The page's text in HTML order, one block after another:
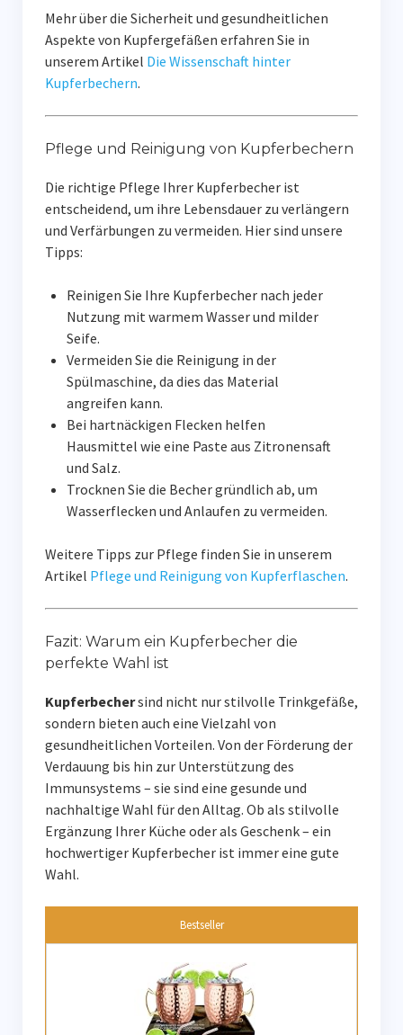
Mehr über die Sicherheit und gesundheitlichen
Aspekte von Kupfergefäßen erfahren Sie in
unserem Artikel Die Wissenschaft hinter
Kupferbechern.
Pflege und Reinigung von Kupferbechern
Die richtige Pflege Ihrer Kupferbecher ist
entscheidend, um ihre Lebensdauer zu verlängern
und Verfärbungen zu vermeiden. Hier sind unsere
Tipps:
Reinigen Sie Ihre Kupferbecher nach jeder
Nutzung mit warmem Wasser und milder
Seife.
Vermeiden Sie die Reinigung in der
Spülmaschine, da dies das Material
angreifen kann.
Bei hartnäckigen Flecken helfen
Hausmittel wie eine Paste aus Zitronensaft
und Salz.
Trocknen Sie die Becher gründlich ab, um
Wasserflecken und Anlaufen zu vermeiden.
Weitere Tipps zur Pflege finden Sie in unserem
Artikel Pflege und Reinigung von Kupferflaschen.
Fazit: Warum ein Kupferbecher die
perfekte Wahl ist
Kupferbechersind nicht nur stilvolle Trinkgefäße,
sondern bieten auch eine Vielzahl von
gesundheitlichen Vorteilen. Von der Förderung der
Verdauung bis hin zur Unterstützung des
Immunsystems – sie sind eine gesunde und
nachhaltige Wahl für den Alltag. Ob als stilvolle
Ergänzung Ihrer Küche oder als Geschenk – ein
hochwertiger Kupferbecher ist immer eine gute
Wahl.
Bestseller